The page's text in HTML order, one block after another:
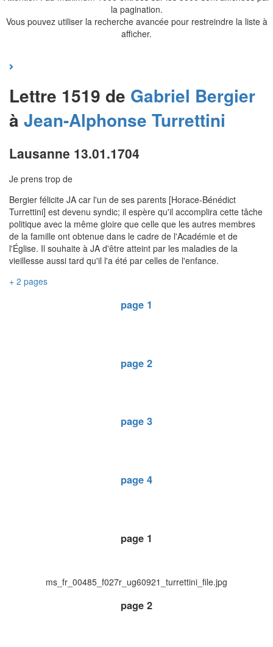
la pagination.
Vous pouvez utiliser la recherche avancée pour restreindre la liste à
afficher.
Lettre 1519 de Gabriel Bergier
à Jean-Alphonse Turrettini
Lausanne 13.01.1704
Je prens trop de
Bergier félicite JA car l'un de ses parents [Horace-Bénédict
Turrettini] est devenu syndic; il espère qu'il accomplira cette tâche
politique avec la même gloire que celle que les autres membres
de la famille ont obtenue dans le cadre de l'Académie et de
l'Église. Il souhaite à JA d'être atteint par les maladies de la
vieillesse aussi tard qu'il l'a été par celles de l'enfance.
+ 2 pages
page 1
page 2
page 3
page 4
page 1
ms_fr_00485_f027r_ug60921_turrettini_file.jpg
page 2